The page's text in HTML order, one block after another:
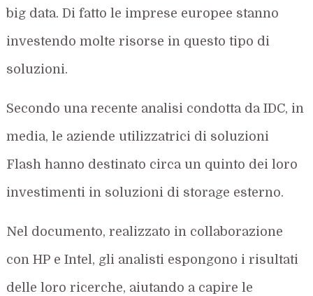
big data. Di fatto le imprese europee stanno
investendo molte risorse in questo tipo di
soluzioni.
Secondo una recente analisi condotta da IDC, in
media, le aziende utilizzatrici di soluzioni
Flash hanno destinato circa un quinto dei loro
investimenti in soluzioni di storage esterno.
Nel documento, realizzato in collaborazione
con HP e Intel, gli analisti espongono i risultati
delle loro ricerche, aiutando a capire le